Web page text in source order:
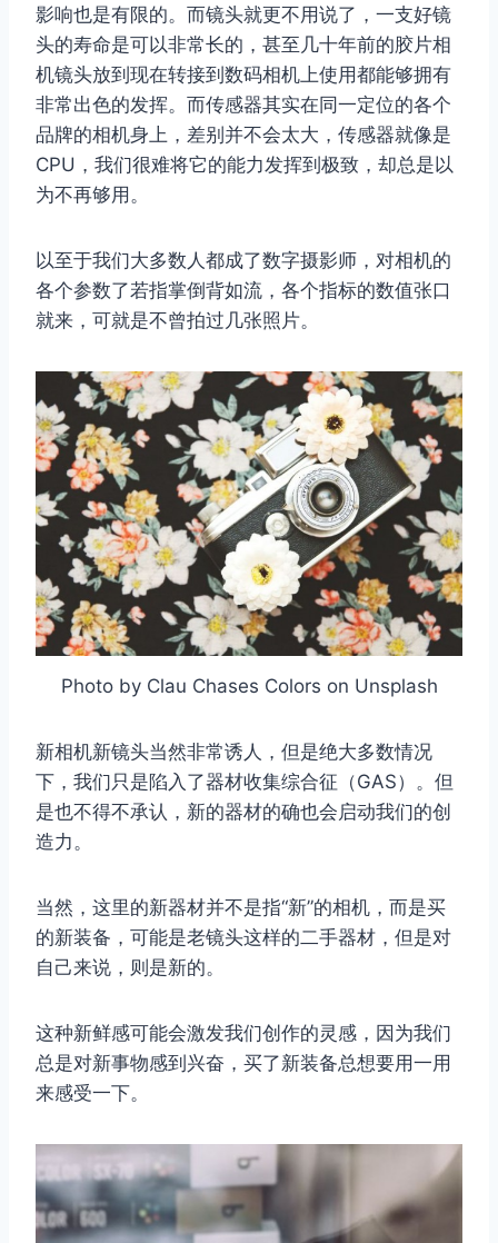
影响也是有限的。而镜头就更不用说了，一支好镜
头的寿命是可以非常长的，甚至几十年前的胶片相
机镜头放到现在转接到数码相机上使用都能够拥有
非常出色的发挥。而传感器其实在同一定位的各个
品牌的相机身上，差别并不会太大，传感器就像是
CPU，我们很难将它的能力发挥到极致，却总是以
为不再够用。
以至于我们大多数人都成了数字摄影师，对相机的
各个参数了若指掌倒背如流，各个指标的数值张口
就来，可就是不曾拍过几张照片。
Photo by Clau Chases Colors on Unsplash
新相机新镜头当然非常诱人，但是绝大多数情况
下，我们只是陷入了器材收集综合征（GAS）。但
是也不得不承认，新的器材的确也会启动我们的创
造力。
当然，这里的新器材并不是指“新”的相机，而是买
的新装备，可能是老镜头这样的二手器材，但是对
自己来说，则是新的。
这种新鲜感可能会激发我们创作的灵感，因为我们
总是对新事物感到兴奋，买了新装备总想要用一用
来感受一下。